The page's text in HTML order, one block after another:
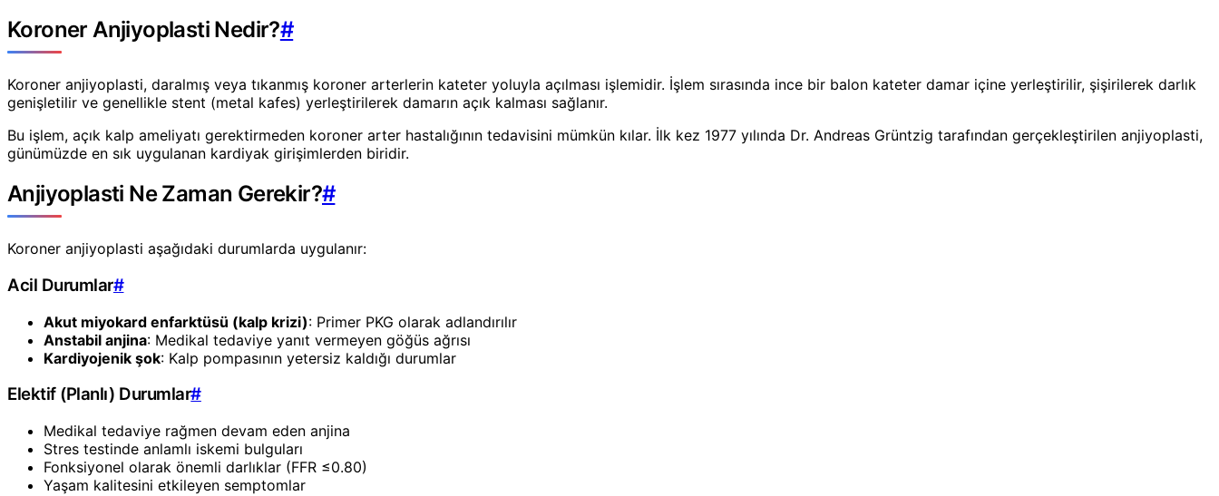
Koroner Anjiyoplasti Nedir?#
Koroner anjiyoplasti, daralmış veya tıkanmış koroner arterlerin kateter yoluyla açılması işlemidir. İşlem sırasında ince bir balon kateter damar içine yerleştirilir, şişirilerek darlık
genişletilir ve genellikle stent (metal kafes) yerleştirilerek damarın açık kalması sağlanır.
Bu işlem, açık kalp ameliyatı gerektirmeden koroner arter hastalığının tedavisini mümkün kılar. İlk kez 1977 yılında Dr. Andreas Grüntzig tarafından gerçekleştirilen anjiyoplasti,
günümüzde en sık uygulanan kardiyak girişimlerden biridir.
Anjiyoplasti Ne Zaman Gerekir?#
Koroner anjiyoplasti aşağıdaki durumlarda uygulanır:
Acil Durumlar#
Akut miyokard enfarktüsü (kalp krizi): Primer PKG olarak adlandırılır
Anstabil anjina: Medikal tedaviye yanıt vermeyen göğüs ağrısı
Kardiyojenik şok: Kalp pompasının yetersiz kaldığı durumlar
Elektif (Planlı) Durumlar#
Medikal tedaviye rağmen devam eden anjina
Stres testinde anlamlı iskemi bulguları
Fonksiyonel olarak önemli darlıklar (FFR ≤0.80)
Yaşam kalitesini etkileyen semptomlar